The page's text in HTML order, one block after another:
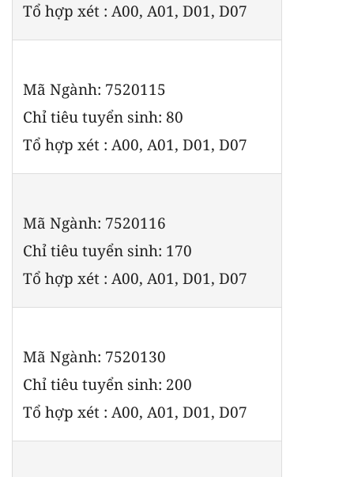
Tổ hợp xét : A00, A01, D01, D07
Mã Ngành: 7520115
Chỉ tiêu tuyển sinh: 80
Tổ hợp xét : A00, A01, D01, D07
Mã Ngành: 7520116
Chỉ tiêu tuyển sinh: 170
Tổ hợp xét : A00, A01, D01, D07
Mã Ngành: 7520130
Chỉ tiêu tuyển sinh: 200
Tổ hợp xét : A00, A01, D01, D07